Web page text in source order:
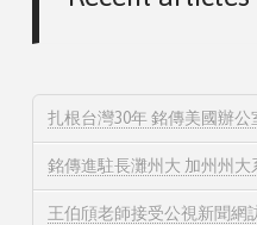
扎根台灣30年 銘傳美國辦
銘傳進駐長灘州大 加州州
王伯頎老師接受公視新聞網